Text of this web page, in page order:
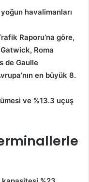
havalimanları
Raporu’na göre,
Roma
de Gaulle
en büyük 8.
ve %13.3 uçuş